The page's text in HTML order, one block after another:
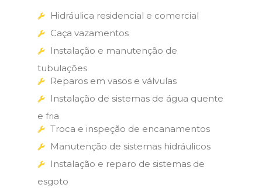
Hidráulica residencial e comercial
Caça vazamentos
Instalação e manutenção de
tubulações
Reparos em vasos e válvulas
Instalação de sistemas de água quente
e fria
Troca e inspeção de encanamentos
Manutenção de sistemas hidráulicos
Instalação e reparo de sistemas de
esgoto